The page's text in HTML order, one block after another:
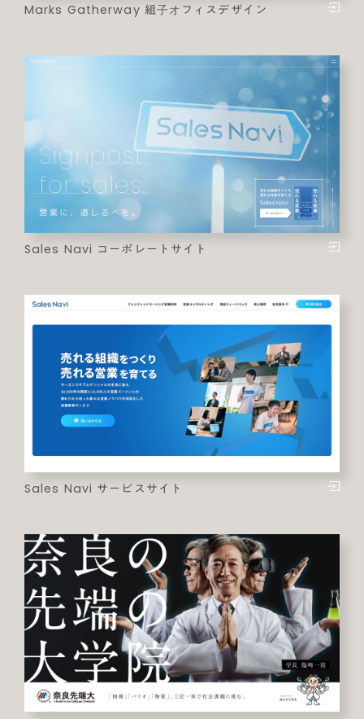
Marks Gatherway 組子オフィスデザイン
Sales Navi コーポレートサイト
Sales Navi サービスサイト